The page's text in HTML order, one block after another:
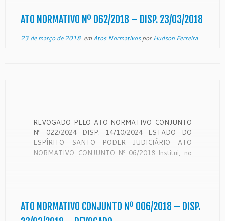
ATO NORMATIVO Nº 062/2018 – DISP. 23/03/2018
23 de março de 2018em Atos NormativosporHudson Ferreira
REVOGADO PELO ATO NORMATIVO CONJUNTO
Nº 022/2024 DISP. 14/10/2024 ESTADO DO
ESPÍRITO SANTO PODER JUDICIÁRIO ATO
NORMATIVO CONJUNTO Nº 06/2018 Institui, no
ATO NORMATIVO CONJUNTO Nº 006/2018 – DISP.